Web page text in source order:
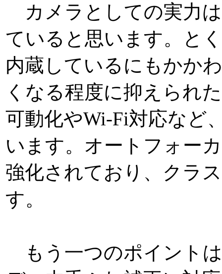
カメラとしての実力
ていると思います。と
内蔵しているにもかか
くなる程度に抑えられ
可動化やWi-Fi対応など
います。オートフォー
強化されており、クラ
す。
もう一つのポイント